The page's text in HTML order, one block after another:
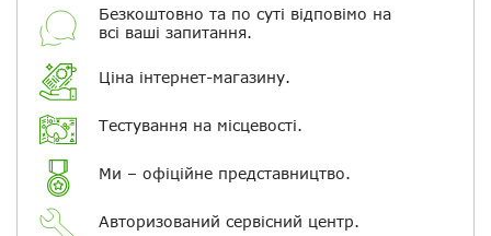
Безкоштовно та по суті відповімо на
всі ваші запитання.
Ціна інтернет-магазину.
Тестування на місцевості.
Ми – офіційне представництво.
Авторизований сервісний центр.
Скасувати